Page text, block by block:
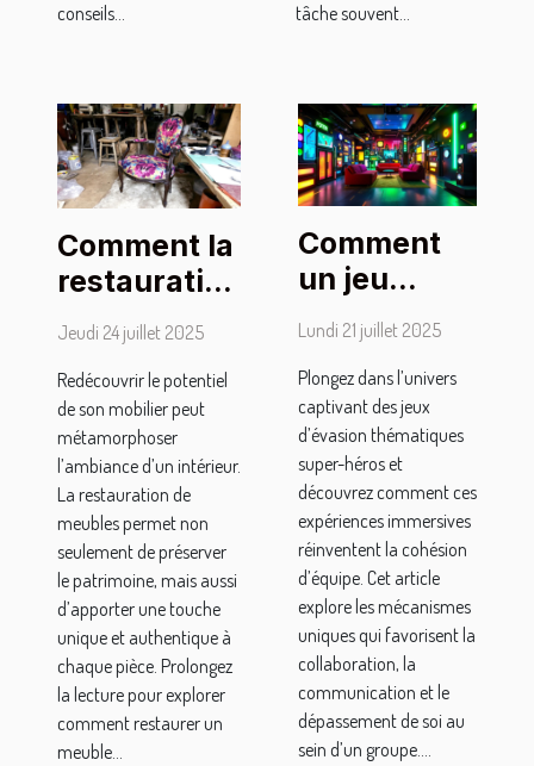
conseils...
tâche souvent...
Comment la
restauration
de mobilier
peut
transformer
votre
intérieur ?
Jeudi 24 juillet 2025
Redécouvrir le potentiel
de son mobilier peut
métamorphoser
l’ambiance d’un intérieur.
La restauration de
meubles permet non
seulement de préserver
le patrimoine, mais aussi
d’apporter une touche
unique et authentique à
chaque pièce. Prolongez
la lecture pour explorer
comment restaurer un
meuble...
Comment
un jeu
d'évasion
thématique
super-
héros
renforce la
cohésion
d'équipe ?
Lundi 21 juillet 2025
Plongez dans l’univers
captivant des jeux
d’évasion thématiques
super-héros et
découvrez comment ces
expériences immersives
réinventent la cohésion
d’équipe. Cet article
explore les mécanismes
uniques qui favorisent la
collaboration, la
communication et le
dépassement de soi au
sein d’un groupe....